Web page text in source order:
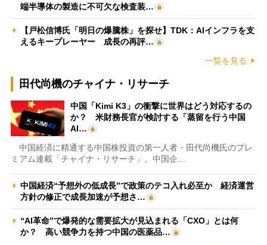
端半導体の製造に不可欠な検査装…
【戸松信博氏「明日の爆騰株」を探せ】TDK：AIインフラを支
えるキープレーヤー 成長の再評…
一覧を見る
田代尚機のチャイナ・リサーチ
中国「Kimi K3」の衝撃に世界はどう対応するの
か？ 米財務長官が検討する「蒸留を行う中国
AI…
中国経済に精通する中国株投資の第一人者・田代尚機氏のプレ
ミアム連載「チャイナ・リサーチ」。中国企…
中国経済“予想外の低成長”で政策のテコ入れ必至か 経済運営
方針の修正で成長加速が予想さ…
“AI革命”で爆発的な需要拡大が見込まれる「CXO」とは何
か？ 高い競争力を持つ中国の医薬品…